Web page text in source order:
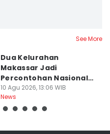
See More
Dua Kelurahan
Makassar Jadi
Percontohan Nasional
Sadar HAM
10 Agu 2026, 13:06 WIB
News